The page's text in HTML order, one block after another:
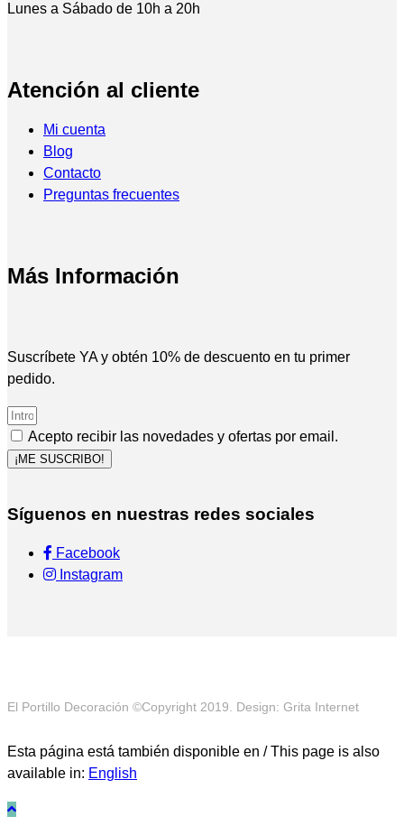
Lunes a Sábado de 10h a 20h
Atención al cliente
Mi cuenta
Blog
Contacto
Preguntas frecuentes
Más Información
Suscríbete YA y obtén 10% de descuento en tu primer
pedido.
Acepto recibir las novedades y ofertas por email.
¡ME SUSCRIBO!
Síguenos en nuestras redes sociales
Facebook
Instagram
El Portillo Decoración ©Copyright 2019. Design: Grita Internet
Esta página está también disponible en / This page is also
available in: English